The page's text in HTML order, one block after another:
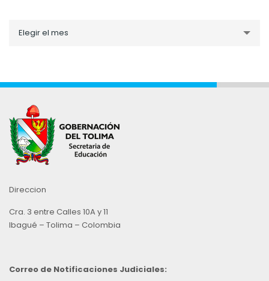
porElegir el mes
Direccion
Cra. 3 entre Calles 10A y 11
Ibagué – Tolima – Colombia
Correo de Notificaciones Judiciales: